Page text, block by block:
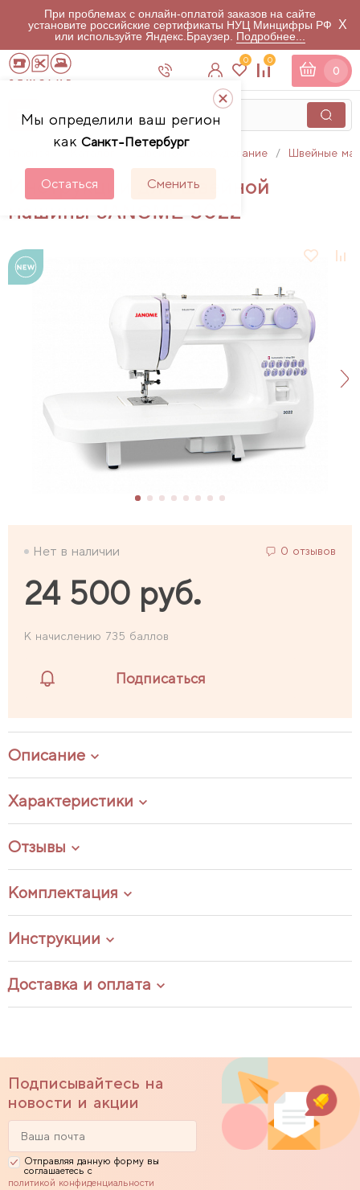
При проблемах с онлайн-оплатой заказов на сайте
установите российские сертификаты НУЦ Минцифры РФ
или используйте Яндекс.Браузер. Подробнее...
X
Мы определили ваш регион
как Санкт-Петербург
Остаться Сменить
0 0
0
Швейное оборудование Швейные
Инструкции для швейной
машины JANOME 3022
Нет в наличии 0 отзывов
24 500 руб.
К начислению 735 баллов
Подписаться
Описание
Характеристики
Отзывы
Комплектация
Инструкции
Доставка и оплата
Подписывайтесь на
новости и акции
Отправляя данную форму вы
соглашаетесь с
политикой конфиденциальности